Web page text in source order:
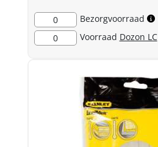
0
Bezorgvoorraad
0
Voorraad Dozon LC